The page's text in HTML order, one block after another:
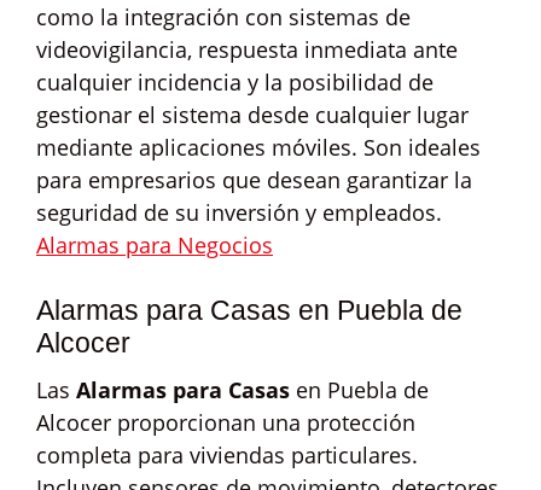
como la integración con sistemas de
videovigilancia, respuesta inmediata ante
cualquier incidencia y la posibilidad de
gestionar el sistema desde cualquier lugar
mediante aplicaciones móviles. Son ideales
para empresarios que desean garantizar la
seguridad de su inversión y empleados.
Alarmas para Negocios
Alarmas para Casas en Puebla de
Alcocer
Las Alarmas para Casas en Puebla de
Alcocer proporcionan una protección
completa para viviendas particulares.